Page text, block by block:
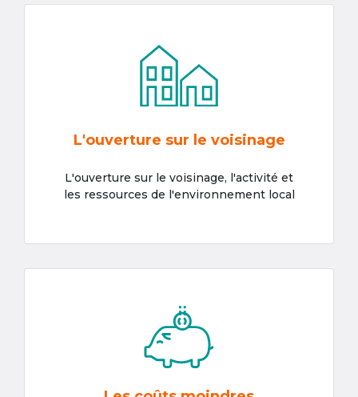
L'ouverture sur le voisinage
L'ouverture sur le voisinage, l'activité et
les ressources de l'environnement local